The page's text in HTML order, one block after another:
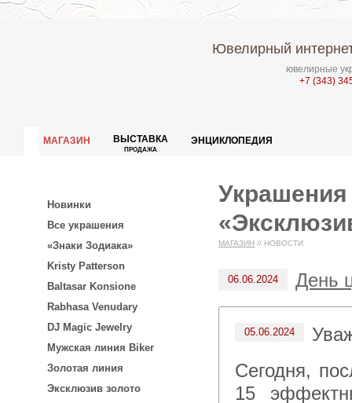
Ювелирный
ювелирные
+7 (343)
МАГАЗИН ВЫСТАВКА
ПРОДАЖА
ЭНЦИКЛОПЕДИЯ
Новинки
Все украшения
«Знаки Зодиака»
Kristy Patterson
Baltasar Konsione
Rabhasa Venudary
DJ Magic Jewelry
Мужская линия Biker
Золотая линия
Эксклюзив золото
МАГАЗИН // НОВОСТИ
06.06.2024 День
05.06.2024
Сегодня, после 15:00 по московскому времени, для Вас —
15